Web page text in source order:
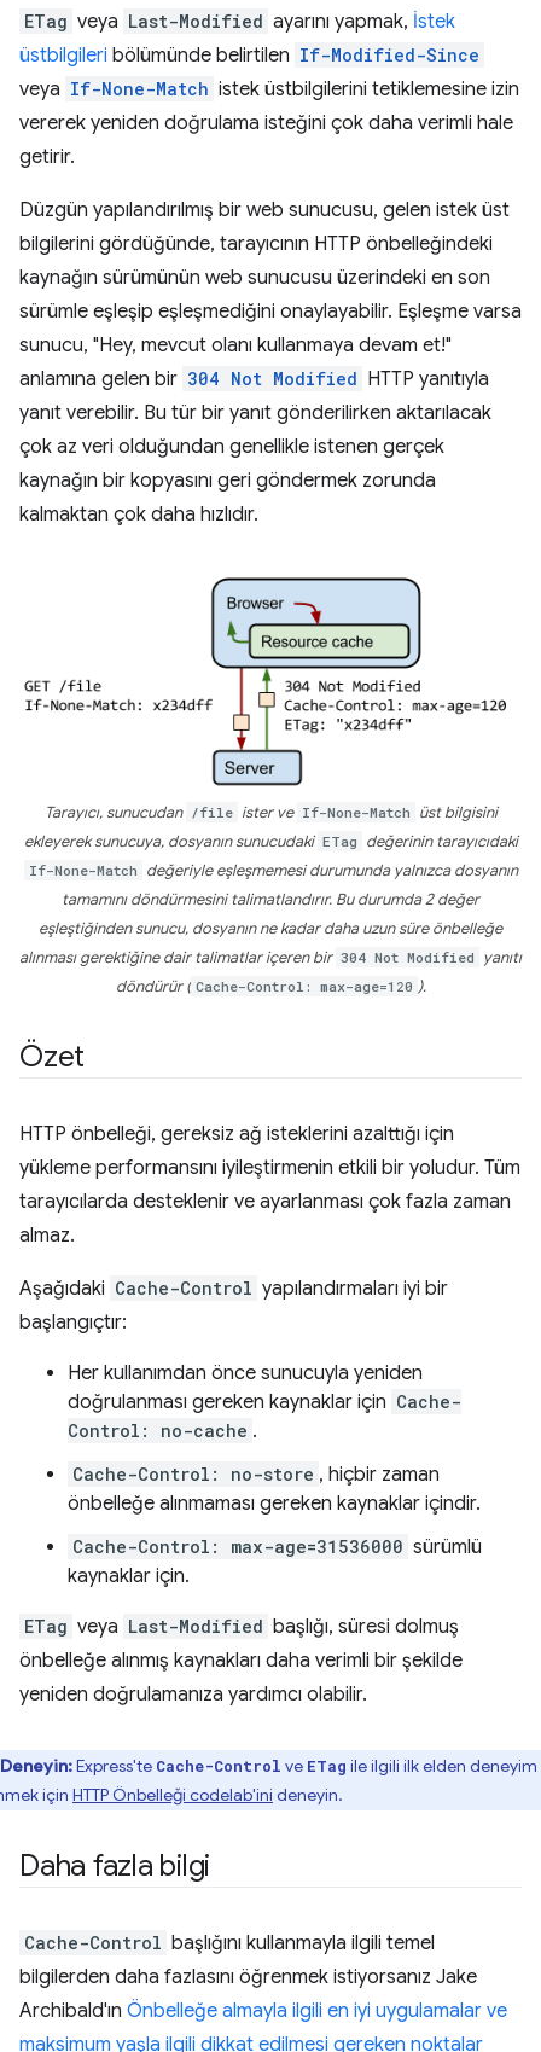
ETag veya Last-Modified ayarını yapmak, İstek
üstbilgileri bölümünde belirtilen If-Modified-Since
veya If-None-Match istek üstbilgilerini tetiklemesine izin
vererek yeniden doğrulama isteğini çok daha verimli hale
getirir.
Düzgün yapılandırılmış bir web sunucusu, gelen istek üst
bilgilerini gördüğünde, tarayıcının HTTP önbelleğindeki
kaynağın sürümünün web sunucusu üzerindeki en son
sürümle eşleşip eşleşmediğini onaylayabilir. Eşleşme varsa
sunucu, "Hey, mevcut olanı kullanmaya devam et!"
anlamına gelen bir 304 Not Modified HTTP yanıtıyla
yanıt verebilir. Bu tür bir yanıt gönderilirken aktarılacak
çok az veri olduğundan genellikle istenen gerçek
kaynağın bir kopyasını geri göndermek zorunda
kalmaktan çok daha hızlıdır.
Tarayıcı, sunucudan /file ister ve If-None-Match üst bilgisini
ekleyerek sunucuya, dosyanın sunucudaki ETag değerinin tarayıcıdaki
If-None-Match değeriyle eşleşmemesi durumunda yalnızca dosyanın
tamamını döndürmesini talimatlandırır. Bu durumda 2 değer
eşleştiğinden sunucu, dosyanın ne kadar daha uzun süre önbelleğe
alınması gerektiğine dair talimatlar içeren bir 304 Not Modified yanıtı
döndürür ( Cache-Control: max-age=120 ).
Özet
HTTP önbelleği, gereksiz ağ isteklerini azalttığı için
yükleme performansını iyileştirmenin etkili bir yoludur. Tüm
tarayıcılarda desteklenir ve ayarlanması çok fazla zaman
almaz.
Aşağıdaki Cache-Control yapılandırmaları iyi bir
başlangıçtır:
Her kullanımdan önce sunucuyla yeniden
doğrulanması gereken kaynaklar için Cache-
Control: no-cache .
Cache-Control: no-store , hiçbir zaman
önbelleğe alınmaması gereken kaynaklar içindir.
Cache-Control: max-age=31536000 sürümlü
kaynaklar için.
ETag veya Last-Modified başlığı, süresi dolmuş
önbelleğe alınmış kaynakları daha verimli bir şekilde
yeniden doğrulamanıza yardımcı olabilir.
Deneyin:Express'te Cache-Control ve ETag ile ilgili ilk elden deneyim
için HTTP Önbelleği codelab'ini deneyin.
Daha fazla bilgi
Cache-Control başlığını kullanmayla ilgili temel
bilgilerden daha fazlasını öğrenmek istiyorsanız Jake
Archibald'ın Önbelleğe almayla ilgili en iyi uygulamalar ve
maksimum yaşla ilgili dikkat edilmesi gereken noktalar